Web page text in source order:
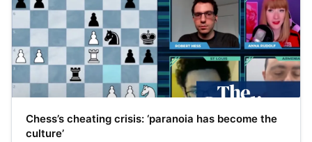
Chess’s cheating crisis: ‘paranoia has become the
culture’